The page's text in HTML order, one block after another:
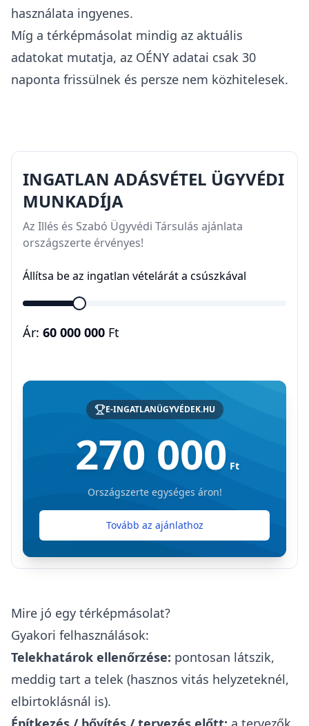
használata ingyenes.
Míg a térképmásolat mindig az aktuális
adatokat mutatja, az OÉNY adatai csak 30
naponta frissülnek és persze nem közhitelesek.
INGATLAN ADÁSVÉTEL ÜGYVÉDI
MUNKADÍJA
Az Illés és Szabó Ügyvédi Társulás ajánlata
országszerte érvényes!
Állítsa be az ingatlan vételárát a csúszkával
Ár: 60 000 000 Ft
E-INGATLANÜGYVÉDEK.HU
270 000 Ft
Országszerte egységes áron!
Tovább az ajánlathoz
Mire jó egy térképmásolat?
Gyakori felhasználások:
Telekhatárok ellenőrzése: pontosan látszik,
meddig tart a telek (hasznos vitás helyzeteknél,
elbirtoklásnál is).